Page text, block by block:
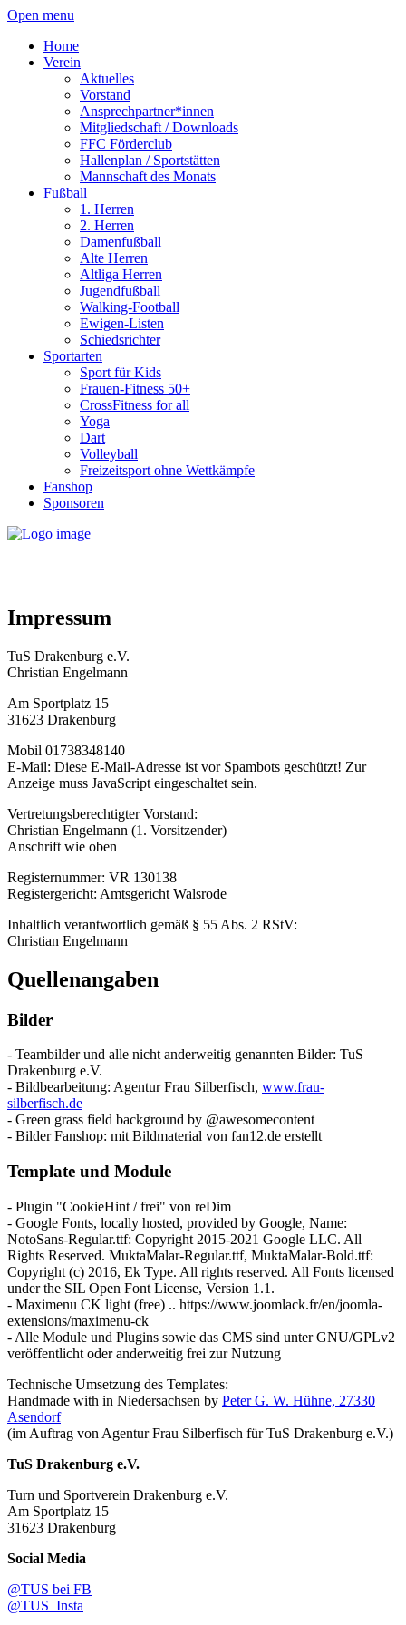
Open menu
Home
Verein
Aktuelles
Vorstand
Ansprechpartner*innen
Mitgliedschaft / Downloads
FFC Förderclub
Hallenplan / Sportstätten
Mannschaft des Monats
Fußball
1. Herren
2. Herren
Damenfußball
Alte Herren
Altliga Herren
Jugendfußball
Walking-Football
Ewigen-Listen
Schiedsrichter
Sportarten
Sport für Kids
Frauen-Fitness 50+
CrossFitness for all
Yoga
Dart
Volleyball
Freizeitsport ohne Wettkämpfe
Fanshop
Sponsoren
Impressum
TuS Drakenburg e.V.
Christian Engelmann
Am Sportplatz 15
31623 Drakenburg
Mobil 01738348140
E-Mail: Diese E-Mail-Adresse ist vor Spambots geschützt! Zur
Anzeige muss JavaScript eingeschaltet sein.
Vertretungsberechtigter Vorstand:
Christian Engelmann (1. Vorsitzender)
Anschrift wie oben
Registernummer: VR 130138
Registergericht: Amtsgericht Walsrode
Inhaltlich verantwortlich gemäß § 55 Abs. 2 RStV:
Christian Engelmann
Quellenangaben
Bilder
- Teambilder und alle nicht anderweitig genannten Bilder: TuS
Drakenburg e.V.
- Bildbearbeitung: Agentur Frau Silberfisch, www.frau-
silberfisch.de
- Green grass field background by @awesomecontent
- Bilder Fanshop: mit Bildmaterial von fan12.de erstellt
Template und Module
- Plugin "CookieHint / frei" von reDim
- Google Fonts, locally hosted, provided by Google, Name:
NotoSans-Regular.ttf: Copyright 2015-2021 Google LLC. All
Rights Reserved. MuktaMalar-Regular.ttf, MuktaMalar-Bold.ttf:
Copyright (c) 2016, Ek Type. All rights reserved. All Fonts licensed
under the SIL Open Font License, Version 1.1.
- Maximenu CK light (free) .. https://www.joomlack.fr/en/joomla-
extensions/maximenu-ck
- Alle Module und Plugins sowie das CMS sind unter GNU/GPLv2
veröffentlicht oder anderweitig frei zur Nutzung
Technische Umsetzung des Templates:
Handmade with in Niedersachsen by Peter G. W. Hühne, 27330
Asendorf
(im Auftrag von Agentur Frau Silberfisch für TuS Drakenburg e.V.)
TuS Drakenburg e.V.
Turn und Sportverein Drakenburg e.V.
Am Sportplatz 15
31623 Drakenburg
Social Media
@TUS bei FB
@TUS_Insta